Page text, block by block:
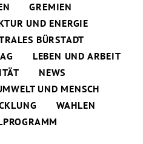
GREMIEN
UND ENERGIE
BÜRSTADT
LEBEN UND ARBEIT
NEWS
UND MENSCH
WAHLEN